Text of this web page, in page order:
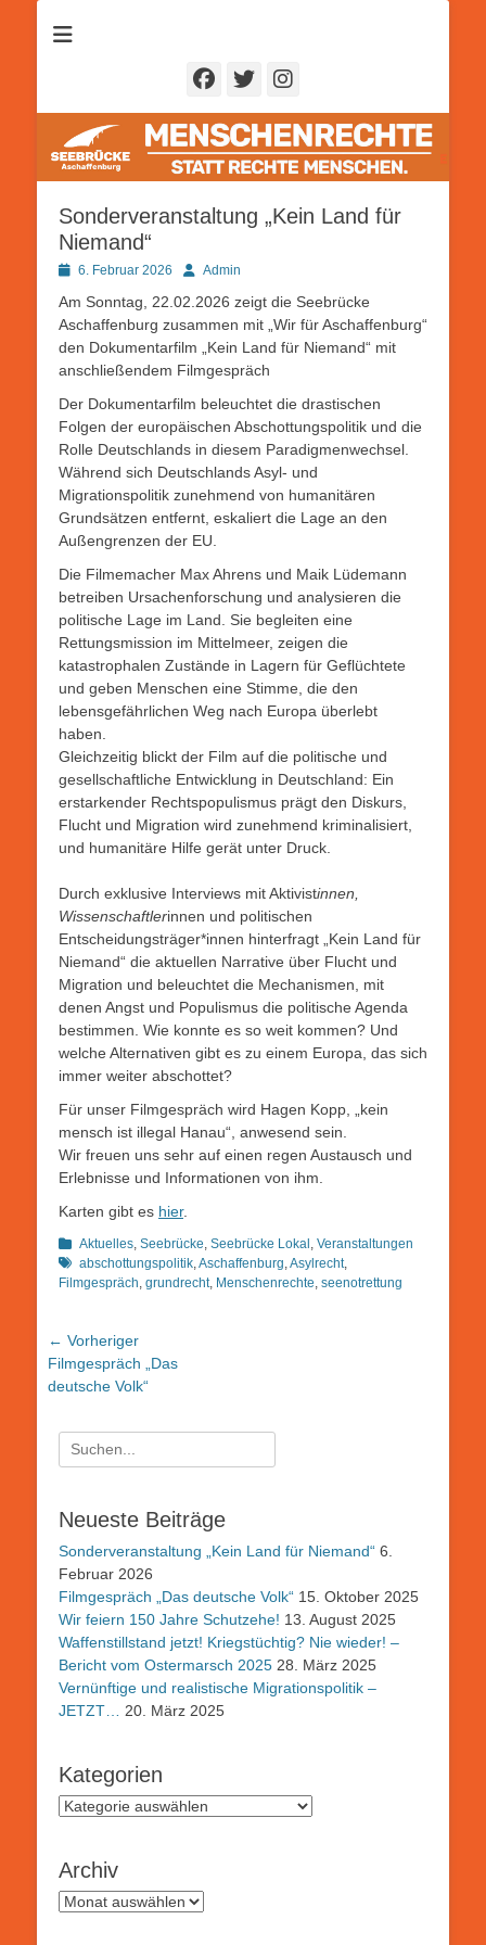
Facebook
Twitter
Instagram
Sonderveranstaltung „Kein Land für
Niemand“
Posted6. Februar 2026 AutorAdmin
Am Sonntag, 22.02.2026 zeigt die Seebrücke
Aschaffenburg zusammen mit „Wir für Aschaffenburg“
den Dokumentarfilm „Kein Land für Niemand“ mit
anschließendem Filmgespräch
Der Dokumentarfilm beleuchtet die drastischen
Folgen der europäischen Abschottungspolitik und die
Rolle Deutschlands in diesem Paradigmenwechsel.
Während sich Deutschlands Asyl- und
Migrationspolitik zunehmend von humanitären
Grundsätzen entfernt, eskaliert die Lage an den
Außengrenzen der EU.
Die Filmemacher Max Ahrens und Maik Lüdemann
betreiben Ursachenforschung und analysieren die
politische Lage im Land. Sie begleiten eine
Rettungsmission im Mittelmeer, zeigen die
katastrophalen Zustände in Lagern für Geflüchtete
und geben Menschen eine Stimme, die den
lebensgefährlichen Weg nach Europa überlebt
haben.
Gleichzeitig blickt der Film auf die politische und
gesellschaftliche Entwicklung in Deutschland: Ein
erstarkender Rechtspopulismus prägt den Diskurs,
Flucht und Migration wird zunehmend kriminalisiert,
und humanitäre Hilfe gerät unter Druck.
Durch exklusive Interviews mit Aktivistinnen,
Wissenschaftlerinnen und politischen
Entscheidungsträger*innen hinterfragt „Kein Land für
Niemand“ die aktuellen Narrative über Flucht und
Migration und beleuchtet die Mechanismen, mit
denen Angst und Populismus die politische Agenda
bestimmen. Wie konnte es so weit kommen? Und
welche Alternativen gibt es zu einem Europa, das sich
immer weiter abschottet?
Für unser Filmgespräch wird Hagen Kopp, „kein
mensch ist illegal Hanau“, anwesend sein.
Wir freuen uns sehr auf einen regen Austausch und
Erlebnisse und Informationen von ihm.
Karten gibt es hier.
Kategorien
Aktuelles Seebrücke Seebrücke Lokal Veranstaltungen
abschottungspolitik Aschaffenburg Asylrecht,
Filmgespräch grundrecht, Menschenrechte seenotrettung
Beitragsnavigation
← Vorheriger
Vorheriger
Beitrag:
Filmgespräch „Das
deutsche Volk“
Suchen
nach:
Neueste Beiträge
Sonderveranstaltung „Kein Land für Niemand“ 6.
Februar 2026
Filmgespräch „Das deutsche Volk“ 15. Oktober 2025
Wir feiern 150 Jahre Schutzehe! 13. August 2025
Waffenstillstand jetzt! Kriegstüchtig? Nie wieder! –
Bericht vom Ostermarsch 2025 28. März 2025
Vernünftige und realistische Migrationspolitik –
JETZT…
20. März 2025
Kategorien
Kategorien
Archiv
Archiv